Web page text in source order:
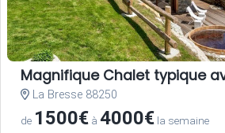
Magnifique Chalet typique
La Bresse 88250
de 1500€ à 4000€ la semaine